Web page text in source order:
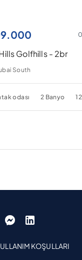
Golfhills - 2br
South
odası 2 Banyo
KOŞULLARI